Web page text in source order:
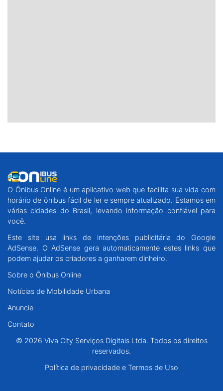
O Ônibus Online é um aplicativo web que facilita sua vida com
horário de ônibus fácil de ler e sempre atualizado. Estamos em
várias cidades do Brasil, levando informação confiável para
você.
Este site usa links de intenções publicitária do Google
AdSense. O AdSense gera automaticamente estes links que
podem ajudar os criadores a ganharem dinheiro.
Sobre o Ônibus Online
Notícias de Mobilidade Urbana
Anuncie
Contato
© 2026 Viva City Serviços Digitais Ltda. Todos os direitos
reservados.
Política de privacidade e Termos de Uso